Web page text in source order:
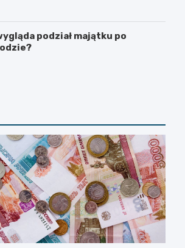
podział majątku po